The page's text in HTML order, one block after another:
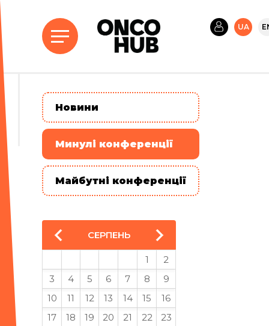
UA
Новини
Минулі конференції
Майбутні конференції
СЕРПЕНЬ
1
2
3
4 5 6 7 8
9
10
11 12 13 14 15
16
17
18 19 20 21 22
23